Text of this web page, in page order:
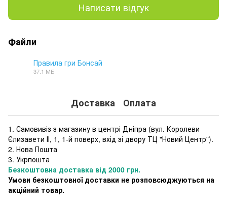
Написати відгук
Файли
Правила гри Бонсай
37.1 МБ
Доставка Оплата
1. Самовивіз з магазину в центрі Дніпра (вул. Королеви
Єлизавети ІІ, 1, 1-й поверх, вхід зі двору ТЦ "Новий Центр").
2. Нова Пошта
3. Укрпошта
Безкоштовна доставка від 2000 грн.
Умови безкоштовної доставки не розповсюджуються на
акційний товар.